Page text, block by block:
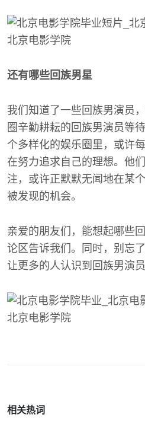
还有哪些回族男星
我们知道了一些回族男演员
圈辛勤耕耘的回族男演员等
个多样化的娱乐圈里，或许
在努力追求自己的理想。他
注，或许正默默无闻地在某
被发现的机会。
亲爱的朋友们，能想起哪些
论区告诉我们。同时，别忘
让更多的人认识到回族男演员
相关热词